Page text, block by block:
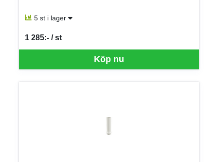
5 st i lager
Köp nu
1 285:- / st
SEK per ST